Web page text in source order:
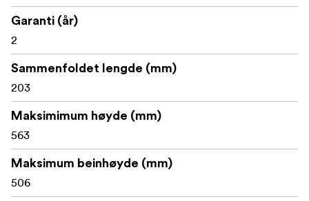
Garanti (år)
2
Sammenfoldet lengde (mm)
203
Maksimimum høyde (mm)
563
Maksimum beinhøyde (mm)
506